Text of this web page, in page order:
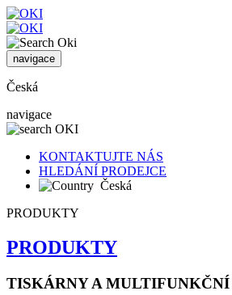
navigace
Česká
navigace
KONTAKTUJTE NÁS
HLEDÁNÍ PRODEJCE
Česká
PRODUKTY
PRODUKTY
TISKÁRNY A